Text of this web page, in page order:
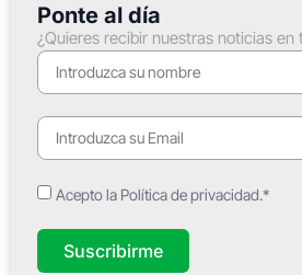
Ponte al día
¿Quieres recibir nuestras noticias en
Acepto la Política de privacidad.*
Suscribirme